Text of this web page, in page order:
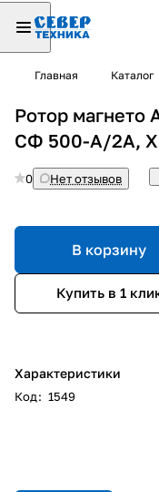
Главная Каталог
Ротор магнето
СФ 500-A/2A,
0 Нет отзывов
В корзину
Купить в 1
Характеристики
Код: 1549